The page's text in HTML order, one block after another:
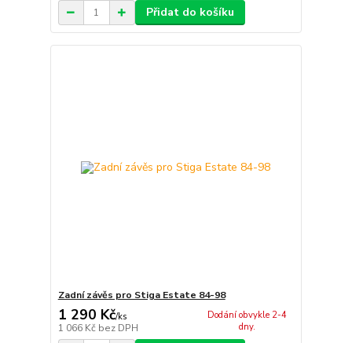
Přidat do košíku
Zadní závěs pro Stiga Estate 84-98
1 290 Kč/ks
1 066 Kč bez DPH
Dodání obvykle 2-4
dny.